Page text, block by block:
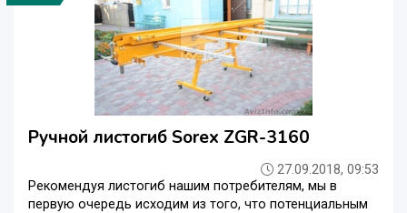
Ручной листогиб Sorex ZGR-3160
27.09.2018, 09:53
Рекомендуя листогиб нашим потребителям, мы в
первую очередь исходим из того, что потенциальным